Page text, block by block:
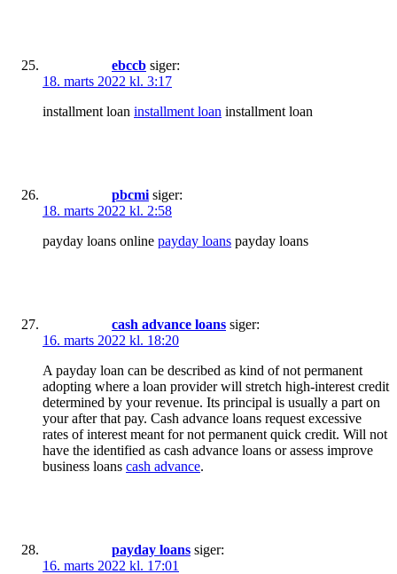
ebccb siger:
18. marts 2022 kl. 3:17
installment loan installment loan installment loan
pbcmi siger:
18. marts 2022 kl. 2:58
payday loans online payday loans payday loans
cash advance loans siger:
16. marts 2022 kl. 18:20
A payday loan can be described as kind of not permanent
adopting where a loan provider will stretch high-interest credit
determined by your revenue. Its principal is usually a part on
your after that pay. Cash advance loans request excessive
rates of interest meant for not permanent quick credit. Will not
have the identified as cash advance loans or assess improve
business loans cash advance.
payday loans siger:
16. marts 2022 kl. 17:01